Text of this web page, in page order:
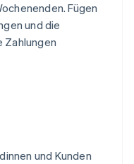
Fügen
und die
Zahlungen
und Kunden